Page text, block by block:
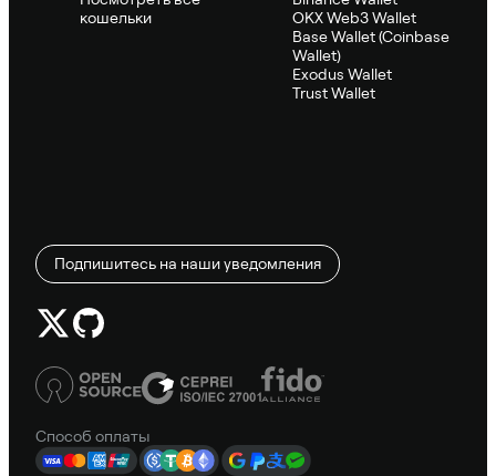
кошельки
OKX Web3 Wallet
Base Wallet (Coinbase
Wallet)
Exodus Wallet
Trust Wallet
Подпишитесь на наши уведомления
Способ оплаты